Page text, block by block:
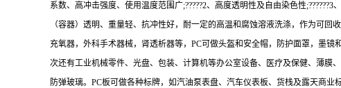
系数、高冲击强度、使用温度范围广;?????2、高度透明性及自由染色性;??????3
（容器）透明、重量轻、抗冲性好，耐一定的高温和腐蚀溶液洗涤，作为可
充氧器，外科手术器械，肾透析器等，PC可做头盔和安全帽，防护面罩，墨
次还有工业机械零件、光盘、包装、计算机等办公室设备、医疗及保健、薄膜
防弹玻璃。PC板可做各种标牌，如汽油泵表盘、汽车仪表板、货栈及露天商